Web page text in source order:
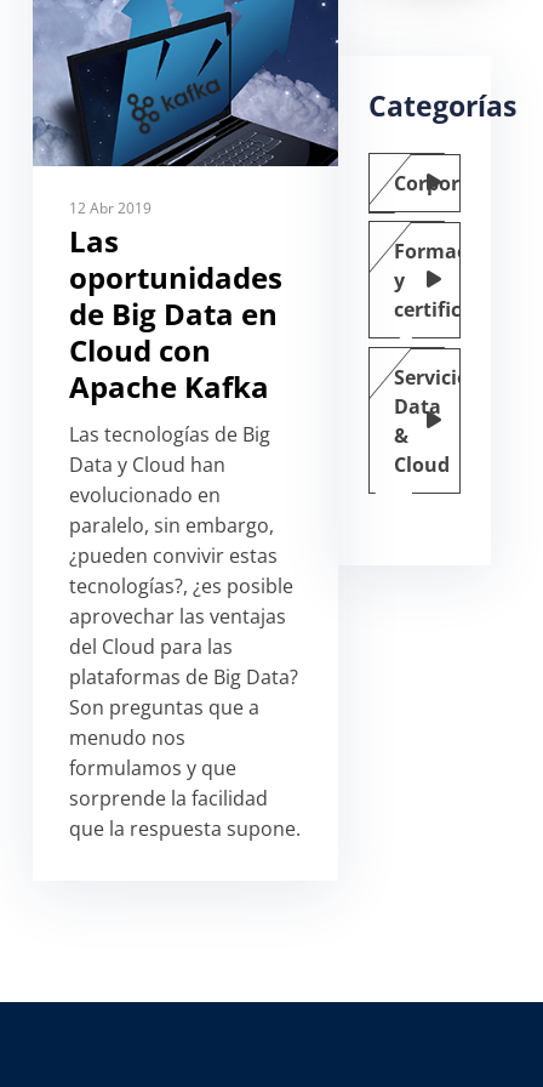
12 Abr 2019
Las
oportunidades
de Big Data en
Cloud con
Apache Kafka
Las tecnologías de Big
Data y Cloud han
evolucionado en
paralelo, sin embargo,
¿pueden convivir estas
tecnologías?, ¿es posible
aprovechar las ventajas
del Cloud para las
plataformas de Big Data?
Son preguntas que a
menudo nos
formulamos y que
sorprende la facilidad
que la respuesta supone.
Categorías
Corporate
Formación
y
certificación
Servicios
Data
&
Cloud